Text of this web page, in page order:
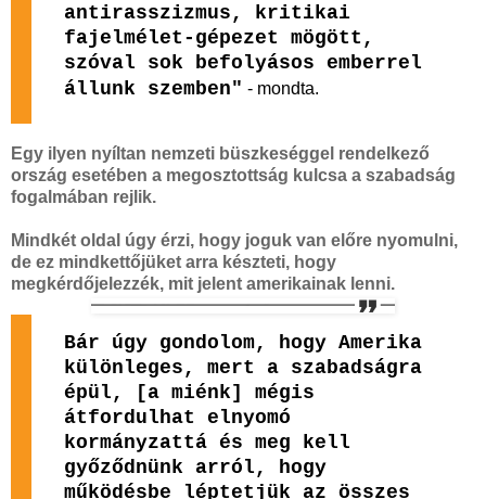
antirasszizmus, kritikai
fajelmélet-gépezet mögött,
szóval sok befolyásos emberrel
állunk szemben" - mondta.
Egy ilyen nyíltan nemzeti büszkeséggel rendelkező
ország esetében a megosztottság kulcsa a szabadság
fogalmában rejlik.
Mindkét oldal úgy érzi, hogy joguk van előre nyomulni,
de ez mindkettőjüket arra készteti, hogy
megkérdőjelezzék, mit jelent amerikainak lenni.
Bár úgy gondolom, hogy Amerika
különleges, mert a szabadságra
épül, [a miénk] mégis
átfordulhat elnyomó
kormányzattá és meg kell
győződnünk arról, hogy
működésbe léptetjük az összes